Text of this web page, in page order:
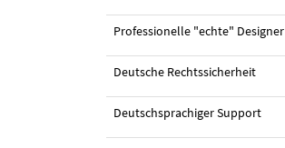
#3 Logo-Design von
Professionelle "echte" Designer
Deutsche Rechtssicherheit
Deutschsprachiger Support